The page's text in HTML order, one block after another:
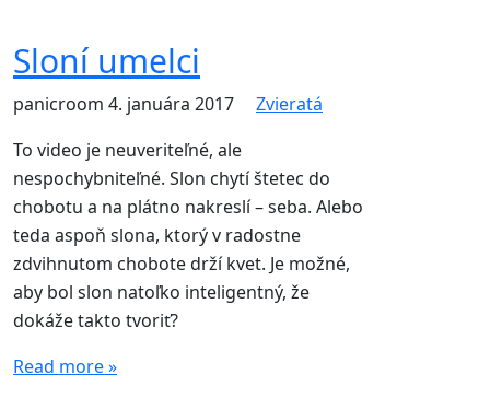
Sloní umelci
panicroom 4. januára 2017
Zvieratá
To video je neuveriteľné, ale
nespochybniteľné. Slon chytí štetec do
chobotu a na plátno nakreslí – seba. Alebo
teda aspoň slona, ktorý v radostne
zdvihnutom chobote drží kvet. Je možné,
aby bol slon natoľko inteligentný, že
dokáže takto tvoriť?
Read more »